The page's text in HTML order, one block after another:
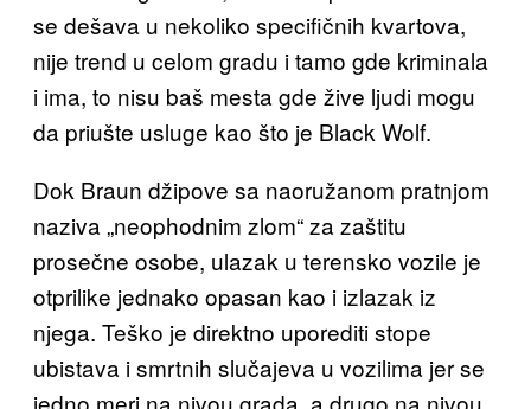
se dešava u nekoliko specifičnih kvartova,
nije trend u celom gradu i tamo gde kriminala
i ima, to nisu baš mesta gde žive ljudi mogu
da priušte usluge kao što je Black Wolf.
Dok Braun džipove sa naoružanom pratnjom
naziva „neophodnim zlom“ za zaštitu
prosečne osobe, ulazak u terensko vozile je
otprilike jednako opasan kao i izlazak iz
njega. Teško je direktno uporediti stope
ubistava i smrtnih slučajeva u vozilima jer se
jedno meri na nivou grada, a drugo na nivou